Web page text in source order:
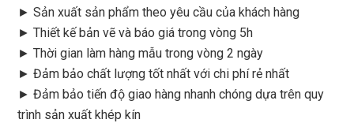
► Sản xuất sản phẩm theo yêu cầu của khách hàng
► Thiết kế bản vẽ và báo giá trong vòng 5h
► Thời gian làm hàng mẫu trong vòng 2 ngày
► Đảm bảo chất lượng tốt nhất với chi phí rẻ nhất
► Đảm bảo tiến độ giao hàng nhanh chóng dựa trên quy
trình sản xuất khép kín